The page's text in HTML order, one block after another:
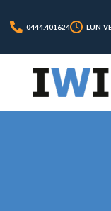
0444.401624 LUN-